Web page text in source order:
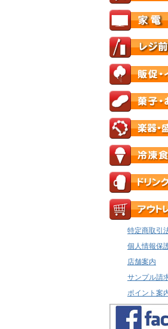
特定商取引
個人情報保
店舗案内
サンプル請
ポイント案